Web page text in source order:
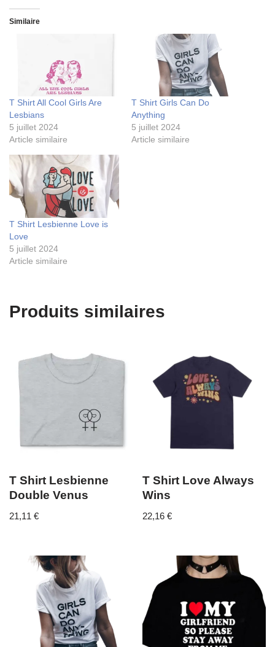
Similaire
T Shirt All Cool Girls Are
Lesbians
5 juillet 2024
Article similaire
T Shirt Girls Can Do
Anything
5 juillet 2024
Article similaire
T Shirt Lesbienne Love is
Love
5 juillet 2024
Article similaire
Produits similaires
T Shirt Lesbienne
Double Venus
21,11 €
T Shirt Love Always
Wins
22,16€